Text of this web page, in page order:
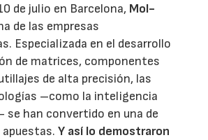
de julio en Barcelona, Mol-
de las empresas
Especializada en el desarrollo
de matrices, componentes
de alta precisión, las
–como la inteligencia
se han convertido en una de
apuestas.Y así lo demostraron